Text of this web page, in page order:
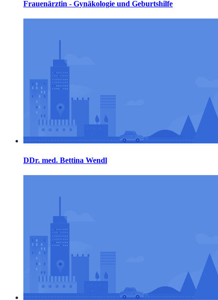
Frauenärztin - Gynäkologie und Geburtshilfe
DDr. med. Bettina Wendl